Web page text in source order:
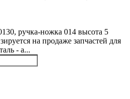
ручка-ножка 014 высота 5
на продаже запчастей для
- а...